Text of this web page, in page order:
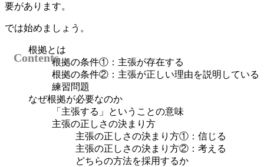
要があります。
では始めましょう。
根拠とは
根拠の条件①：主張が存在する
根拠の条件②：主張が正しい理由を説明している
練習問題
なぜ根拠が必要なのか
「主張する」ということの意味
主張の正しさの決まり方
主張の正しさの決まり方①：信じる
主張の正しさの決まり方②：考える
どちらの方法を採用するか